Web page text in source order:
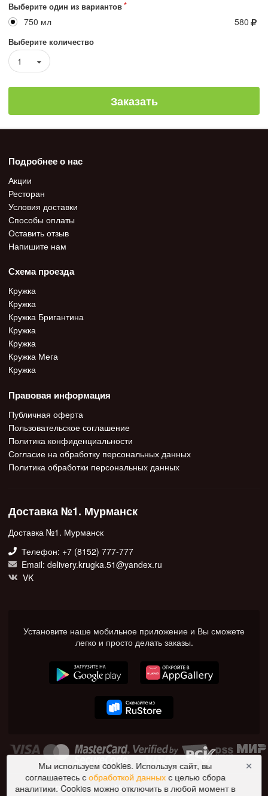
Выберите один из вариантов
750 мл 580
Выберите количество
1
Заказать
Подробнее о нас
Акции
Ресторан
Условия доставки
Способы оплаты
Оставить отзыв
Напишите нам
Схема проезда
Кружка
Кружка
Кружка Бригантина
Кружка
Кружка
Кружка Мега
Кружка
Правовая информация
Публичная оферта
Пользовательское соглашение
Политика конфиденциальности
Согласие на обработку персональных данных
Политика обработки персональных данных
Доставка №1. Мурманск
Доставка №1. Мурманск
Телефон: +7 (8152) 777-777
Email: delivery.krugka.51@yandex.ru
VK
Установите наше мобильное приложение и Вы сможете
легко и просто делать заказы.
© 2026 Доставка №1. Все права защищены.
Мы используем cookies. Используя сайт, вы
соглашаетесь собработкой данныхс целью сбора
аналитики. Cookies можно отключить в любой момент в
✕